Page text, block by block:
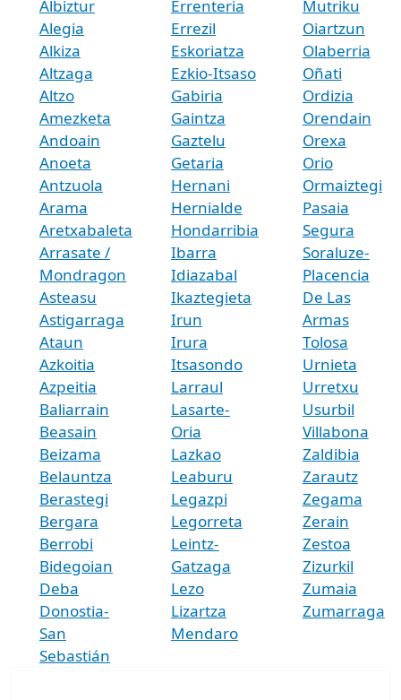
Albiztur
Alegia
Alkiza
Altzaga
Altzo
Amezketa
Andoain
Anoeta
Antzuola
Arama
Aretxabaleta
Arrasate /
Mondragon
Asteasu
Astigarraga
Ataun
Azkoitia
Azpeitia
Baliarrain
Beasain
Beizama
Belauntza
Berastegi
Bergara
Berrobi
Bidegoian
Deba
Donostia-
San
Sebastián
Errenteria
Errezil
Eskoriatza
Ezkio-Itsaso
Gabiria
Gaintza
Gaztelu
Getaria
Hernani
Hernialde
Hondarribia
Ibarra
Idiazabal
Ikaztegieta
Irun
Irura
Itsasondo
Larraul
Lasarte-
Oria
Lazkao
Leaburu
Legazpi
Legorreta
Leintz-
Gatzaga
Lezo
Lizartza
Mendaro
Mutriku
Oiartzun
Olaberria
Oñati
Ordizia
Orendain
Orexa
Orio
Ormaiztegi
Pasaia
Segura
Soraluze-
Placencia
De Las
Armas
Tolosa
Urnieta
Urretxu
Usurbil
Villabona
Zaldibia
Zarautz
Zegama
Zerain
Zestoa
Zizurkil
Zumaia
Zumarraga